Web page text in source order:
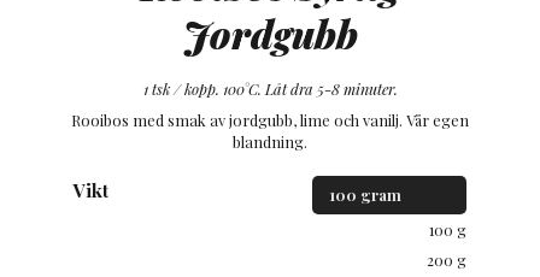
Jordgubb
1 tsk / kopp. 100°C. Låt dra 5-8 minuter.
Rooibos med smak av jordgubb, lime och vanilj. Vår egen
blandning.
Vikt
100 g
200 g